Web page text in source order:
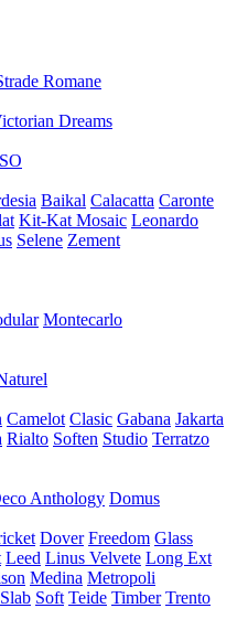
Romane
Dreams
Baikal Calacatta Caronte
Kit-Kat Mosaic Leonardo
Selene Zement
Montecarlo
Camelot Clasic Gabana Jakarta
Rialto Soften Studio Terratzo
Anthology Domus
Dover Freedom Glass
Leed Linus Velvete Long Ext
Medina Metropoli
Slab Soft Teide Timber Trento